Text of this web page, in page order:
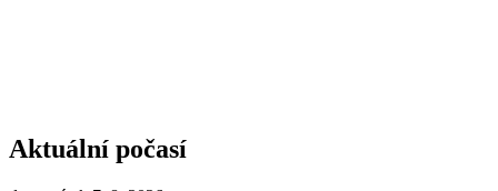
Aktuální počasí